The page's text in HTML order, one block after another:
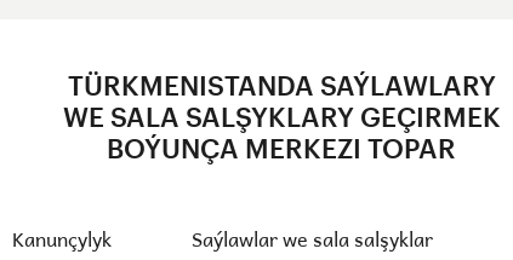
TÜRKMENISTANDA SAÝLAWLARY
WE SALA SALŞYKLARY GEÇIRMEK
BOÝUNÇA MERKEZI TOPAR
Kanunçylyk Saýlawlar we sala salşyklar